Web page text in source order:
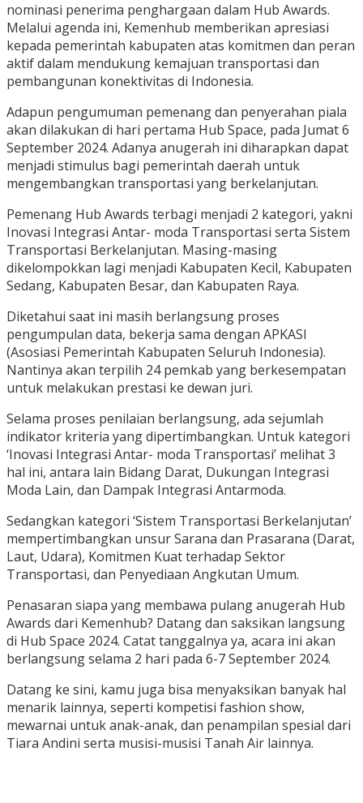
nominasi penerima penghargaan dalam Hub Awards.
Melalui agenda ini, Kemenhub memberikan apresiasi
kepada pemerintah kabupaten atas komitmen dan peran
aktif dalam mendukung kemajuan transportasi dan
pembangunan konektivitas di Indonesia.
Adapun pengumuman pemenang dan penyerahan piala
akan dilakukan di hari pertama Hub Space, pada Jumat 6
September 2024. Adanya anugerah ini diharapkan dapat
menjadi stimulus bagi pemerintah daerah untuk
mengembangkan transportasi yang berkelanjutan.
Pemenang Hub Awards terbagi menjadi 2 kategori, yakni
Inovasi Integrasi Antar- moda Transportasi serta Sistem
Transportasi Berkelanjutan. Masing-masing
dikelompokkan lagi menjadi Kabupaten Kecil, Kabupaten
Sedang, Kabupaten Besar, dan Kabupaten Raya.
Diketahui saat ini masih berlangsung proses
pengumpulan data, bekerja sama dengan APKASI
(Asosiasi Pemerintah Kabupaten Seluruh Indonesia).
Nantinya akan terpilih 24 pemkab yang berkesempatan
untuk melakukan prestasi ke dewan juri.
Selama proses penilaian berlangsung, ada sejumlah
indikator kriteria yang dipertimbangkan. Untuk kategori
‘Inovasi Integrasi Antar- moda Transportasi’ melihat 3
hal ini, antara lain Bidang Darat, Dukungan Integrasi
Moda Lain, dan Dampak Integrasi Antarmoda.
Sedangkan kategori ‘Sistem Transportasi Berkelanjutan’
mempertimbangkan unsur Sarana dan Prasarana (Darat,
Laut, Udara), Komitmen Kuat terhadap Sektor
Transportasi, dan Penyediaan Angkutan Umum.
Penasaran siapa yang membawa pulang anugerah Hub
Awards dari Kemenhub? Datang dan saksikan langsung
di Hub Space 2024. Catat tanggalnya ya, acara ini akan
berlangsung selama 2 hari pada 6-7 September 2024.
Datang ke sini, kamu juga bisa menyaksikan banyak hal
menarik lainnya, seperti kompetisi fashion show,
mewarnai untuk anak-anak, dan penampilan spesial dari
Tiara Andini serta musisi-musisi Tanah Air lainnya.